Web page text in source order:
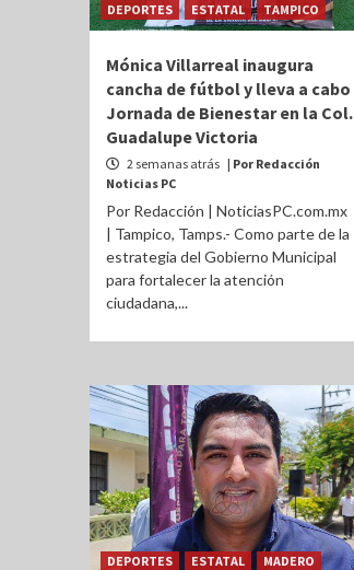
DEPORTES ESTATAL TAMPICO
Mónica Villarreal inaugura
cancha de fútbol y lleva a cabo
Jornada de Bienestar en la Col.
Guadalupe Victoria
2 semanas atrás | Por Redacción
Noticias PC
Por Redacción | NoticiasPC.com.mx
| Tampico, Tamps.- Como parte de la
estrategia del Gobierno Municipal
para fortalecer la atención
ciudadana,...
DEPORTES ESTATAL MADERO